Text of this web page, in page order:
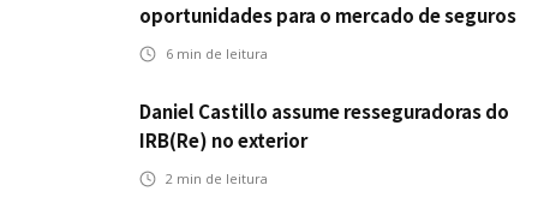
oportunidades para o mercado de seguros
ampliar cobertura e prevenção
6 min de leitura
Daniel Castillo assume resseguradoras do
IRB(Re) no exterior
2 min de leitura